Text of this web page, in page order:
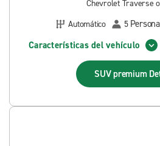
Chevrolet Traverse
Automático
5
Características del vehículo
SUV premium